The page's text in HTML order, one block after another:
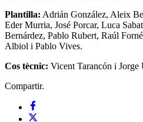
Plantilla: Adrián González, Aleix
Eder Murria, José Porcar, Luca
Bernárdez, Pablo Rubert, Raúl
Albiol i Pablo Vives.
Cos tècnic: Vicent Tarancón i Jorge
Compartir.